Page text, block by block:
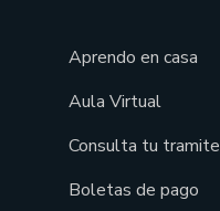
Aprendo en casa
Aula Virtual
Consulta tu tramite
Boletas de pago